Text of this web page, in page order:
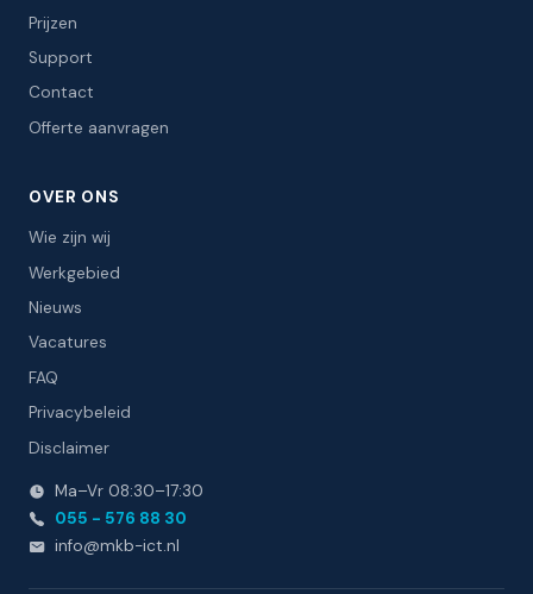
Prijzen
Support
Contact
Offerte aanvragen
OVER ONS
Wie zijn wij
Werkgebied
Nieuws
Vacatures
FAQ
Privacybeleid
Disclaimer
Ma–Vr 08:30–17:30
055 - 576 88 30
info@mkb-ict.nl